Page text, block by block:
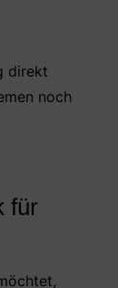
direkt
noch
für